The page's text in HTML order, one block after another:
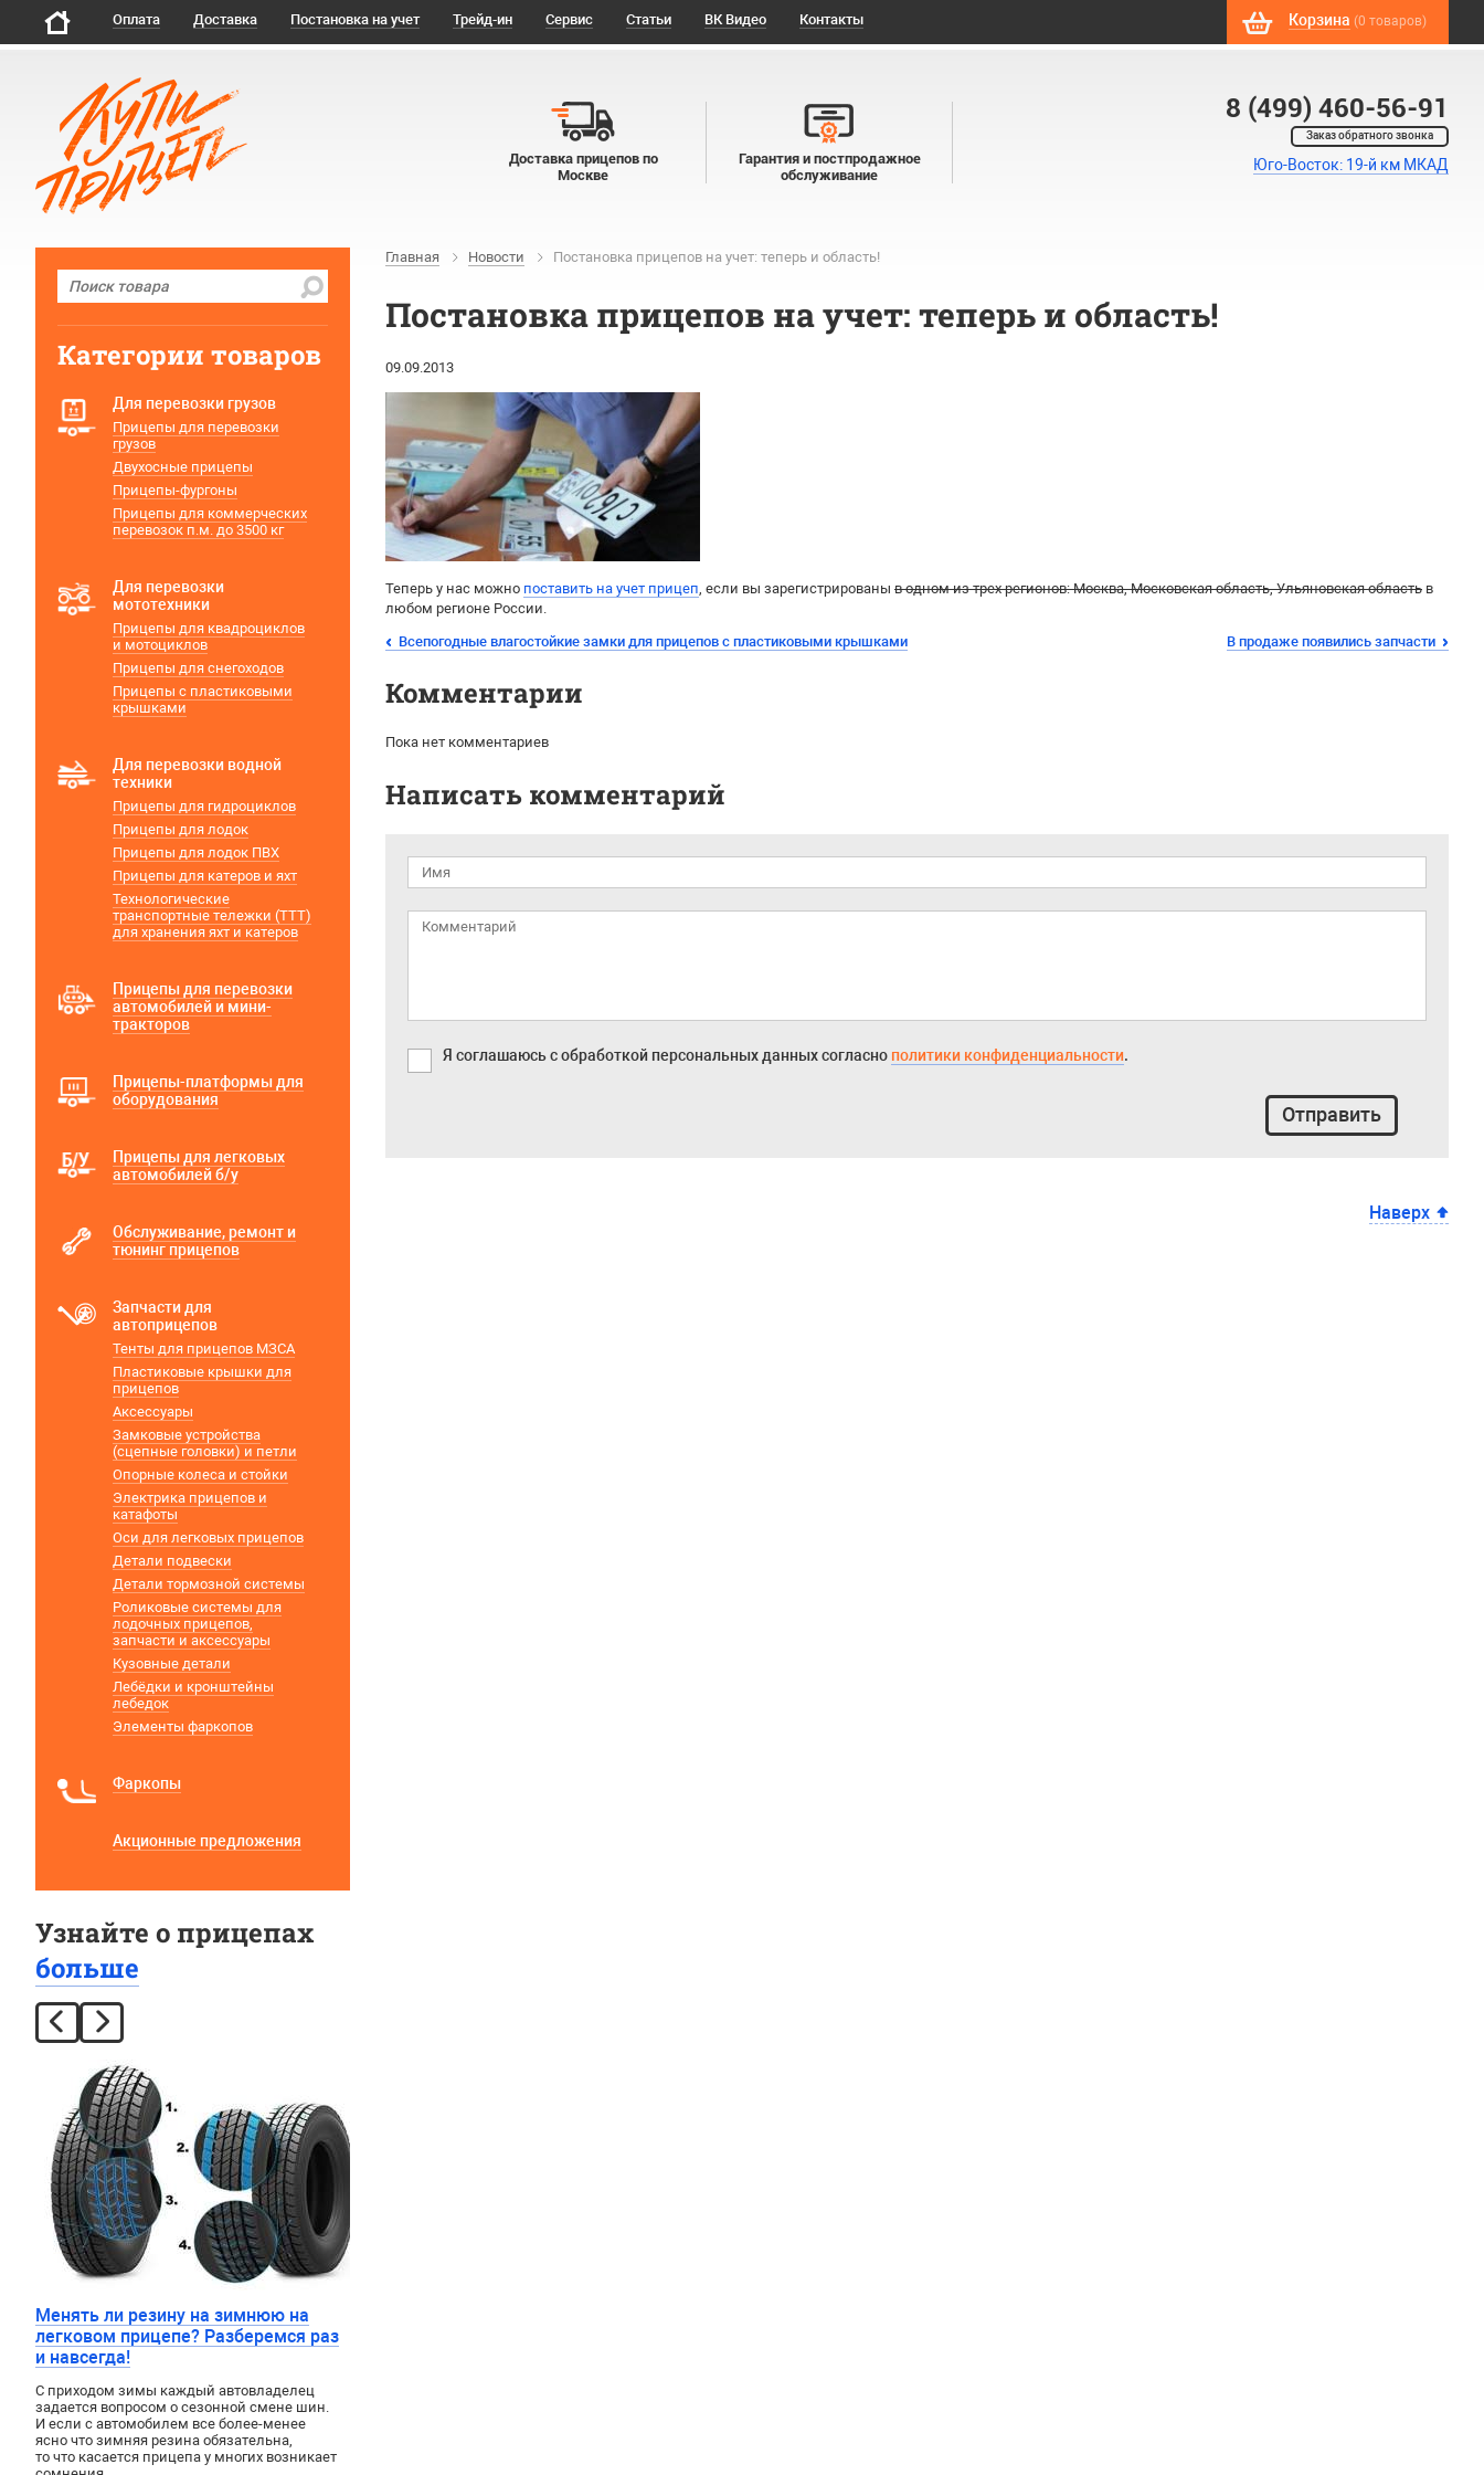
Оплата Доставка Постановка на учет Трейд-ин Сервис Статьи ВК Видео Контакты Корзина (0 товаров)
8 (499) 460-56-91
Заказ обратного звонка
Юго-Восток: 19-й км МКАД
Доставка прицепов по
Москве
Гарантия и постпродажное
обслуживание
Главная Новости Постановка прицепов на учет: теперь и область!
Постановка прицепов на учет: теперь и область!
09.09.2013
Теперь у нас можно поставить на учет прицеп, если вы зарегистрированы водном из трех регионов: Москва, Московская область, Ульяновская область в
любом регионе России.
Всепогодные влагостойкие замки для прицепов с пластиковыми крышками
В продаже появились запчасти
Комментарии
Пока нет комментариев
Написать комментарий
Я соглашаюсь с обработкой персональных данных согласно политики конфиденциальности.
Отправить
Наверх
Категории товаров
Для перевозки грузов
Прицепы для перевозки
грузов
Двухосные прицепы
Прицепы-фургоны
Прицепы для коммерческих
перевозок п.м. до 3500 кг
Для перевозки
мототехники
Прицепы для квадроциклов
и мотоциклов
Прицепы для снегоходов
Прицепы с пластиковыми
крышками
Для перевозки водной
техники
Прицепы для гидроциклов
Прицепы для лодок
Прицепы для лодок ПВХ
Прицепы для катеров и яхт
Технологические
транспортные тележки (ТТТ)
для хранения яхт и катеров
Прицепы для перевозки
автомобилей и мини-
тракторов
Прицепы-платформы для
оборудования
Прицепы для легковых
автомобилей б/у
Обслуживание, ремонт и
тюнинг прицепов
Запчасти для
автоприцепов
Тенты для прицепов МЗСА
Пластиковые крышки для
прицепов
Аксессуары
Замковые устройства
(сцепные головки) и петли
Опорные колеса и стойки
Электрика прицепов и
катафоты
Оси для легковых прицепов
Детали подвески
Детали тормозной системы
Роликовые системы для
лодочных прицепов,
запчасти и аксессуары
Кузовные детали
Лебёдки и кронштейны
лебедок
Элементы фаркопов
Фаркопы
Акционные предложения
Узнайте о прицепах
больше
Менять ли резину на зимнюю на
легковом прицепе? Разберемся раз
и навсегда!
С приходом зимы каждый автовладелец
задается вопросом о сезонной смене шин.
И если с автомобилем все более-менее
ясно что зимняя резина обязательна,
то что касается прицепа у многих возникает